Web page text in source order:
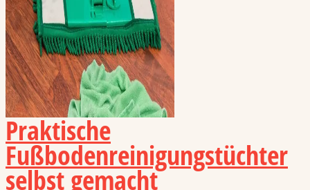
Praktische
Fußbodenreinigungstüchter
selbst gemacht